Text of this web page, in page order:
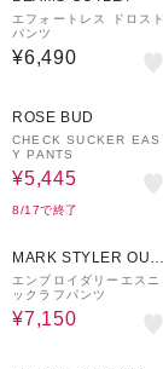
エフォートレス ドロスト
パンツ
¥6,490
ROSE BUD
CHECK SUCKER EAS
Y PANTS
¥5,445
8/17で終了
MARK STYLER OUT
LET
エンブロイダリーエスニ
ックラフパンツ
¥7,150